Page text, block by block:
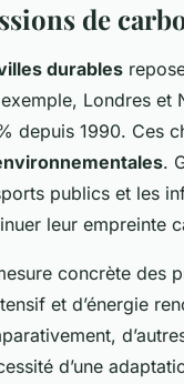
de
durables
Londres et
depuis 1990. Ces
.
publics et les
leur empreinte
concrète des
et d’énergie
d’une